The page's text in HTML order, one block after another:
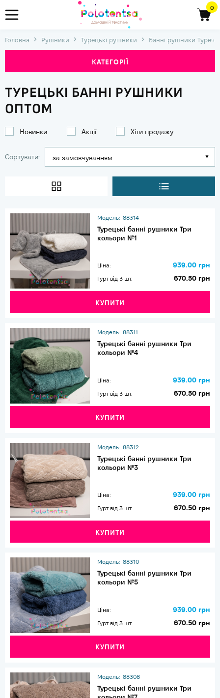
0
Головна Рушники Турецькі рушники Банні рушники
КАТЕГОРІЇ
ТУРЕЦЬКІ БАННІ РУШНИКИ
ОПТОМ
Новинки Акції Хіти продажу
Сортувати:
Модель: 88314
Турецькі банні рушники Три
кольори №1
Ціна: 939.00 грн
Гурт від 3 шт. 670.50 грн
КУПИТИ
Модель: 88311
Турецькі банні рушники Три
кольори №4
Ціна: 939.00 грн
Гурт від 3 шт. 670.50 грн
КУПИТИ
Модель: 88312
Турецькі банні рушники Три
кольори №3
Ціна: 939.00 грн
Гурт від 3 шт. 670.50 грн
КУПИТИ
Модель: 88310
Турецькі банні рушники Три
кольори №5
Ціна: 939.00 грн
Гурт від 3 шт. 670.50 грн
КУПИТИ
Модель: 88308
Турецькі банні рушники Три